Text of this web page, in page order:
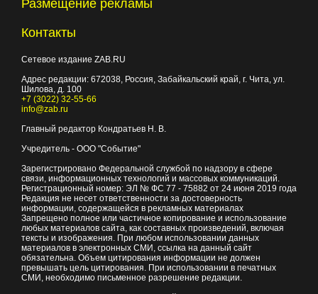
Размещение рекламы
Контакты
Сетевое издание ZAB.RU
Адрес редакции: 672038, Россия, Забайкальский край, г. Чита, ул.
Шилова, д. 100
+7 (3022) 32-55-66
info@zab.ru
Главный редактор Кондратьев Н. В.
Учредитель - ООО "Событие"
Зарегистрировано Федеральной службой по надзору в сфере
связи, информационных технологий и массовых коммуникаций.
Регистрационный номер: ЭЛ № ФС 77 - 75882 от 24 июня 2019 года
Редакция не несет ответственности за достоверность
информации, содержащейся в рекламных материалах
Запрещено полное или частичное копирование и использование
любых материалов сайта, как составных произведений, включая
тексты и изображения. При любом использовании данных
материалов в электронных СМИ, ссылка на данный сайт
обязательна. Объем цитирования информации не должен
превышать цель цитирования. При использовании в печатных
СМИ, необходимо письменное разрешение редакции.